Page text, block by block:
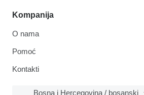
Kompanija
O nama
Pomoć
Kontakti
Bosna i Hercegovina / bosanski